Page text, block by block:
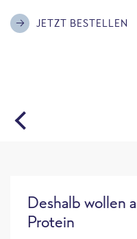
JETZT BESTELLEN
Deshalb wollen
Protein